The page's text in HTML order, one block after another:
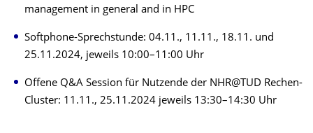
management in general and in HPC
Softphone-Sprechstunde: 04.11., 11.11., 18.11. und
25.11.2024, jeweils 10:00–11:00 Uhr
Offene Q&A Session für Nutzende der NHR@TUD Rechen-
Cluster: 11.11., 25.11.2024 jeweils 13:30–14:30 Uhr